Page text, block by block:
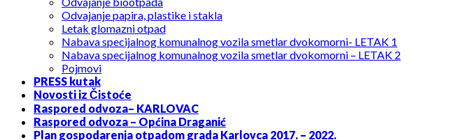
Odvajanje papira, plastike i stakla
Letak glomazni otpad
Nabava specijalnog komunalnog vozila smetlar dvokomorni- LETAK 1
Nabava specijalnog komunalnog vozila smetlar dvokomorni – LETAK 2
Pojmovi
PRESS kutak
Novosti iz Čistoće
Raspored odvoza– KARLOVAC
Raspored odvoza – Općina Draganić
Plan gospodarenja otpadom grada Karlovca 2017. – 2022.